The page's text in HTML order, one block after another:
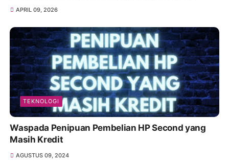
APRIL 09, 2026
TEKNOLOGI
Waspada Penipuan Pembelian HP Second yang
Masih Kredit
AGUSTUS 09, 2024